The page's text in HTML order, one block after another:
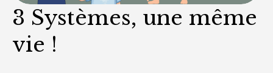
3 Systèmes, une même
vie !